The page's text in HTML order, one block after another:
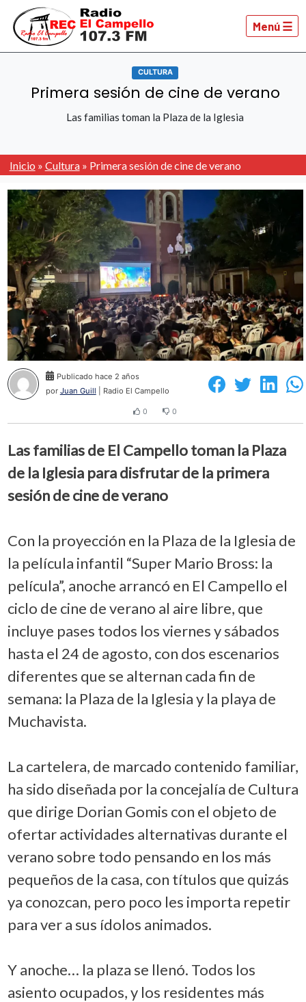
Menú ☰
CULTURA
Primera sesión de cine de verano
Las familias toman la Plaza de la Iglesia
Inicio » Cultura» Primera sesión de cine de verano
Publicado hace 2 años
por Juan Guill | Radio El Campello
0 0
Las familias de El Campello toman la Plaza
de la Iglesia para disfrutar de la primera
sesión de cine de verano
Con la proyección en la Plaza de la Iglesia de
la película infantil “Super Mario Bross: la
película”, anoche arrancó en El Campello el
ciclo de cine de verano al aire libre, que
incluye pases todos los viernes y sábados
hasta el 24 de agosto, con dos escenarios
diferentes que se alternan cada fin de
semana: la Plaza de la Iglesia y la playa de
Muchavista.
La cartelera, de marcado contenido familiar,
ha sido diseñada por la concejalía de Cultura
que dirige Dorian Gomis con el objeto de
ofertar actividades alternativas durante el
verano sobre todo pensando en los más
pequeños de la casa, con títulos que quizás
ya conozcan, pero poco les importa repetir
para ver a sus ídolos animados.
Y anoche… la plaza se llenó. Todos los
asiento ocupados, y los residentes más